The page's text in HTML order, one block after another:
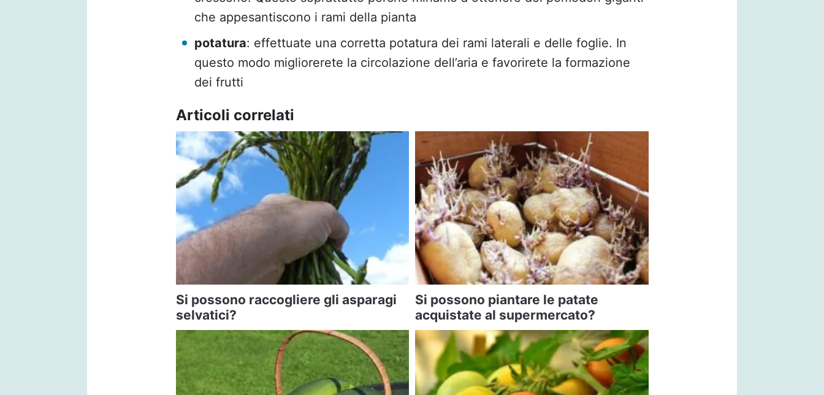
che appesantiscono i rami della pianta
potatura: effettuate una corretta potatura dei rami laterali e delle foglie. In
questo modo migliorerete la circolazione dell’aria e favorirete la formazione
dei frutti
Articoli correlati
Si possono raccogliere gli asparagi
selvatici?
Si possono piantare le patate
acquistate al supermercato?